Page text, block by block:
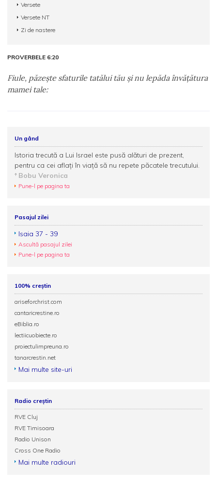
Versete
Versete NT
Zi de nastere
PROVERBELE 6:20
Fiule, păzeşte sfaturile tatălui tău şi nu lepăda învăţătura
mamei tale:
Un gând
Istoria trecută a Lui Israel este pusă alături de prezent,
pentru ca cei aflați în viaţă să nu repete păcatele trecutului.
Bobu Veronica
Pune-l pe pagina ta
Pasajul zilei
Isaia 37 - 39
Ascultă pasajul zilei
Pune-l pe pagina ta
100% creștin
ariseforchrist.com
cantaricrestine.ro
eBiblia.ro
lectiicuobiecte.ro
proiectulimpreuna.ro
tanarcrestin.net
Mai multe site-uri
Radio creștin
RVE Cluj
RVE Timisoara
Radio Unison
Cross One Radio
Mai multe radiouri